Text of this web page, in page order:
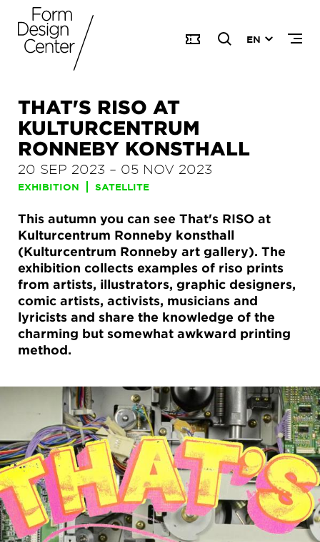
EN
THAT'S RISO AT
KULTURCENTRUM
RONNEBY KONSTHALL
20 SEP 2023 – 05 NOV 2023
EXHIBITION SATELLITE
This autumn you can see That's RISO at
Kulturcentrum Ronneby konsthall
(Kulturcentrum Ronneby art gallery). The
exhibition collects examples of riso prints
from artists, illustrators, graphic designers,
comic artists, activists, musicians and
lyricists and share the knowledge of the
charming but somewhat awkward printing
method.